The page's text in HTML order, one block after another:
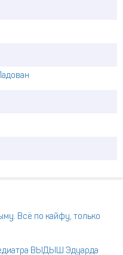
Всё по кайфу, только
ВЫДЫШ Эдуарда